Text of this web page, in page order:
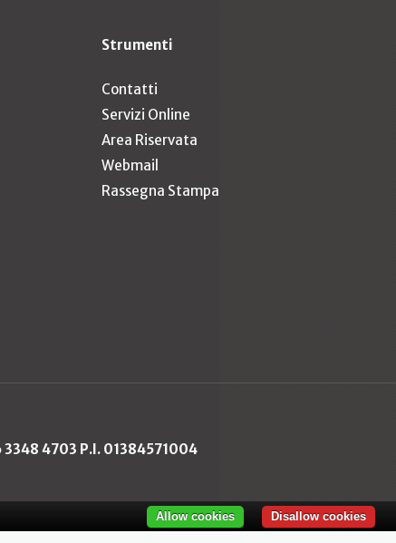
Strumenti
Contatti
Servizi Online
Area Riservata
Webmail
Rassegna Stampa
4703 P.I. 01384571004
Disallow cookies
Allow cookies